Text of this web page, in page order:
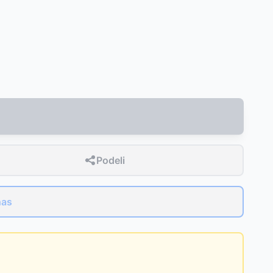
Podeli